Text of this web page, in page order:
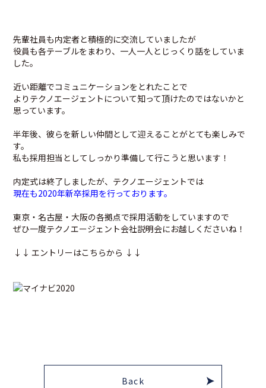
先輩社員も内定者と積極的に交流していましたが
役員も各テーブルをまわり、一人一人とじっくり話をしていま
した。
近い距離でコミュニケーションをとれたことで
よりテクノエージェントについて知って頂けたのではないかと
思っています。
半年後、彼らを新しい仲間として迎えることがとても楽しみで
す。
私も採用担当としてしっかり準備して行こうと思います！
内定式は終了しましたが、テクノエージェントでは
現在も2020年新卒採用を行っております。
東京・名古屋・大阪の各拠点で採用活動をしていますので
ぜひ一度テクノエージェント会社説明会にお越しくださいね！
↓↓ エントリーはこちらから ↓↓
Back